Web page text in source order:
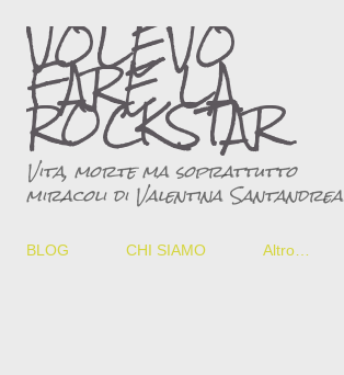
Passa ai contenuti principali
VOLEVO
FARE LA
ROCKSTAR
Vita, morte ma soprattutto
miracoli di Valentina Santandrea
BLOG CHI SIAMO Altro…